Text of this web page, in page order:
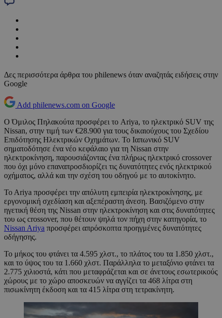
Δες περισσότερα άρθρα του philenews όταν αναζητάς ειδήσεις στην
Google
Add philenews.com on Google
Ο Όμιλος Πηλακούτα προσφέρει το Ariya, το ηλεκτρικό SUV της
Nissan, στην τιμή των €28.900 για τους δικαιούχους του Σχεδίου
Επιδότησης Ηλεκτρικών Οχημάτων. To Ιαπωνικό SUV
σηματοδότησε ένα νέο κεφάλαιο για τη Nissan στην
ηλεκτροκίνηση, παρουσιάζοντας ένα πλήρως ηλεκτρικό crossover
που όχι μόνο επαναπροσδιορίζει τις δυνατότητες ενός ηλεκτρικού
οχήματος, αλλά και την σχέση του οδηγού με το αυτοκίνητο.
To Ariya προσφέρει την απόλυτη εμπειρία ηλεκτροκίνησης, με
εργονομική σχεδίαση και αξεπέραστη άνεση. Βασιζόμενο στην
ηγετική θέση της Nissan στην ηλεκτροκίνηση και στις δυνατότητες
του ως crossover, που θέτουν ψηλά τον πήχη στην κατηγορία, το
Nissan Ariya προσφέρει απρόσκοπτα προηγμένες δυνατότητες
οδήγησης.
Το μήκος του φτάνει τα 4.595 χλστ., το πλάτος του τα 1.850 χλστ.,
και το ύψος του τα 1.660 χλστ. Παράλληλα το μεταξόνιο φτάνει τα
2.775 χιλιοστά, κάτι που μεταφράζεται και σε άνετους εσωτερικούς
χώρους με το χώρο αποσκευών να αγγίζει τα 468 λίτρα στη
πισωκίνητη έκδοση και τα 415 λίτρα στη τετρακίνητη.